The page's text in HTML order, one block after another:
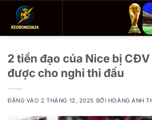
2 tiền đạo của Nice bị
được cho nghỉ thi đấu
ĐĂNG VÀO2 THÁNG 12, 2025 BỞI HOÀNG ANH